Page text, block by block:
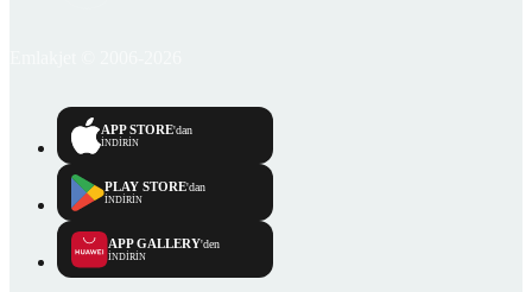
APP STORE'dan
İNDİRİN
PLAY STORE'dan
İNDİRİN
APP GALLERY'den
İNDİRİN